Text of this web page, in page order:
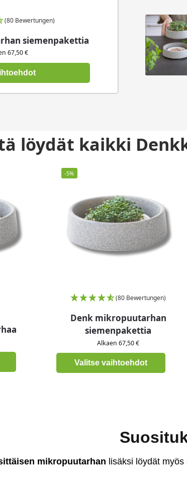
(80 Bewertungen)
siemenpakettia
67,50 €
löydät kaikki
-5%
(80 Bewertungen)
Denk mikropuutarhan
siemenpakettia
Alkaen 67,50 €
Valitse vaihtoehdot
mikropuutarhan lisäksi löydät myös